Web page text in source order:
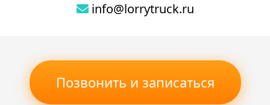
info@lorrytruck.ru
Позвонить и записаться